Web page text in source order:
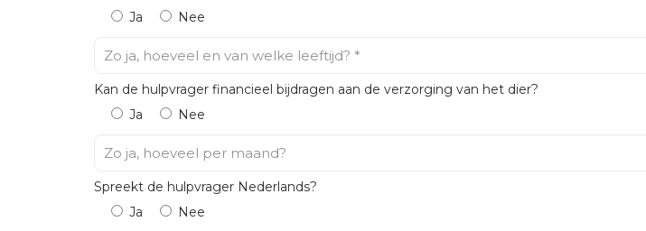
Ja
Nee
Kan de hulpvrager financieel bijdragen aan de verzorging van het dier?
Ja
Nee
Spreekt de hulpvrager Nederlands?
Ja
Nee